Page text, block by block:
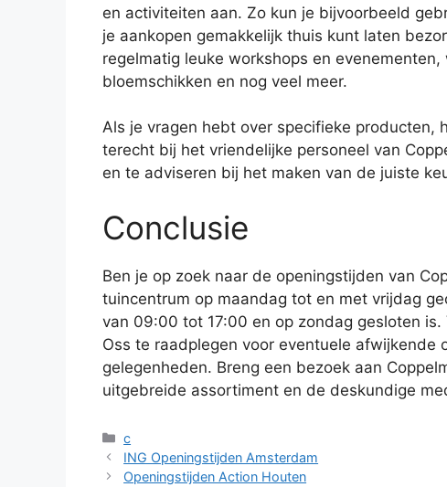
en activiteiten aan. Zo kun je bijvoorbeeld
je aankopen gemakkelijk thuis kunt laten
regelmatig leuke workshops en
bloemschikken en nog veel meer.
Als je vragen hebt over specifieke producten,
terecht bij het vriendelijke personeel van
en te adviseren bij het maken van de juiste
Conclusie
Ben je op zoek naar de openingstijden van
tuincentrum op maandag tot en met vrijdag
van 09:00 tot 17:00 en op zondag gesloten
Oss te raadplegen voor eventuele
gelegenheden. Breng een bezoek aan
uitgebreide assortiment en de deskundige
Categorieën
c
ING Openingstijden Amsterdam
Openingstijden Action Houten